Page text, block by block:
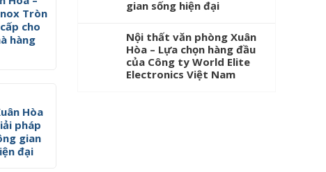
gian sống hiện đại
Nội thất văn phòng Xuân
Hòa – Lựa chọn hàng đầu
của Công ty World Elite
Electronics Việt Nam
Tròn
cho
hàng
Hòa
pháp
gian
đại